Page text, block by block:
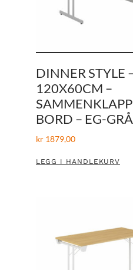
DINNER STYLE
120X60CM –
BORD – EG-GRÅ
kr1879,00
LEGG I HANDLEKURV